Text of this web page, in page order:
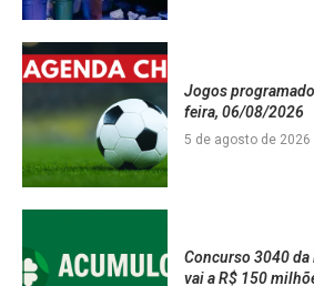
Jogos
feira, 06/08/2026
5 de agosto de 2026
Concurso 3040 da
vai a R$ 150